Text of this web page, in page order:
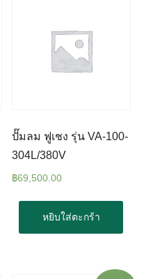
ปั๊มลม ฟูเชง รุ่น VA-100-
304L/380V
฿69,500.00
หยิบใส่ตะกร้า